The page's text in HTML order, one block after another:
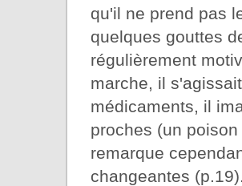
qu'il ne prend pas
quelques gouttes
régulièrement
marche, il
médicaments, il
proches (un
remarque
changeantes